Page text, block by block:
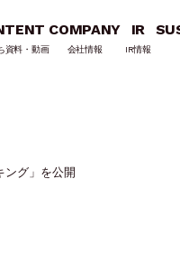
資料・動画
COMPANY
会社情報
IR
IR情報
グ」を公開